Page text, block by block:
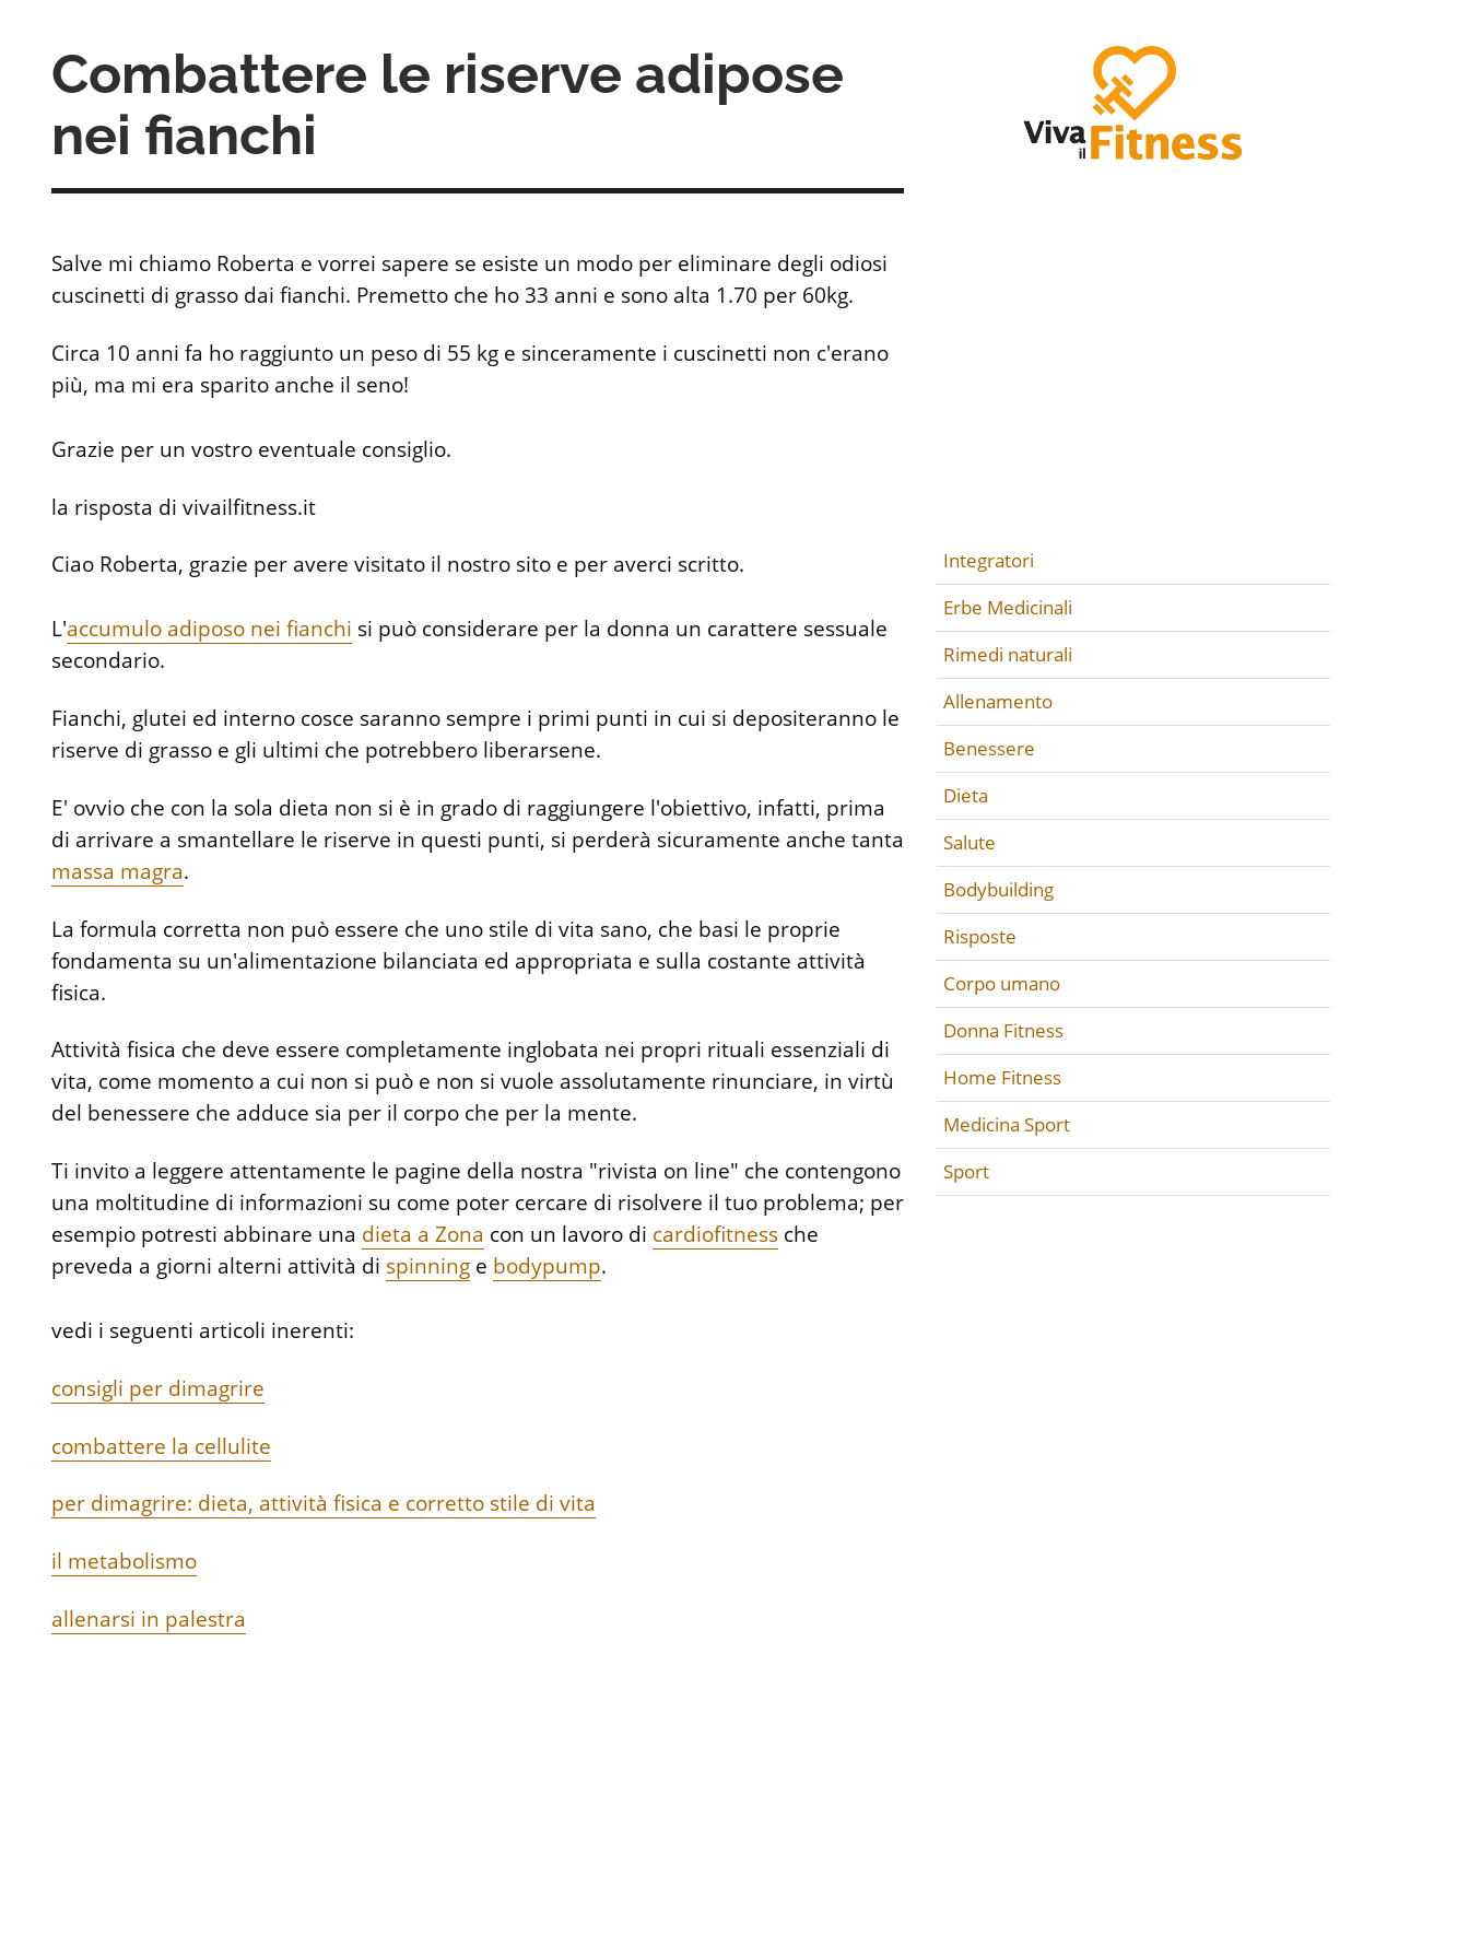
Combattere le riserve adipose
nei fianchi
Salve mi chiamo Roberta e vorrei sapere se esiste un modo per eliminare degli odiosi
cuscinetti di grasso dai fianchi. Premetto che ho 33 anni e sono alta 1.70 per 60kg.
Circa 10 anni fa ho raggiunto un peso di 55 kg e sinceramente i cuscinetti non c'erano
più, ma mi era sparito anche il seno!
Grazie per un vostro eventuale consiglio.
la risposta di vivailfitness.it
Ciao Roberta, grazie per avere visitato il nostro sito e per averci scritto.
L'accumulo adiposo nei fianchi si può considerare per la donna un carattere sessuale
secondario.
Fianchi, glutei ed interno cosce saranno sempre i primi punti in cui si depositeranno le
riserve di grasso e gli ultimi che potrebbero liberarsene.
E' ovvio che con la sola dieta non si è in grado di raggiungere l'obiettivo, infatti, prima
di arrivare a smantellare le riserve in questi punti, si perderà sicuramente anche tanta
massa magra.
La formula corretta non può essere che uno stile di vita sano, che basi le proprie
fondamenta su un'alimentazione bilanciata ed appropriata e sulla costante attività
fisica.
Attività fisica che deve essere completamente inglobata nei propri rituali essenziali di
vita, come momento a cui non si può e non si vuole assolutamente rinunciare, in virtù
del benessere che adduce sia per il corpo che per la mente.
Ti invito a leggere attentamente le pagine della nostra "rivista on line" che contengono
una moltitudine di informazioni su come poter cercare di risolvere il tuo problema; per
esempio potresti abbinare una dieta a Zona con un lavoro di cardiofitness che
preveda a giorni alterni attività di spinning e bodypump.
vedi i seguenti articoli inerenti:
consigli per dimagrire
combattere la cellulite
per dimagrire: dieta, attività fisica e corretto stile di vita
il metabolismo
allenarsi in palestra
Integratori
Erbe Medicinali
Rimedi naturali
Allenamento
Benessere
Dieta
Salute
Bodybuilding
Risposte
Corpo umano
Donna Fitness
Home Fitness
Medicina Sport
Sport